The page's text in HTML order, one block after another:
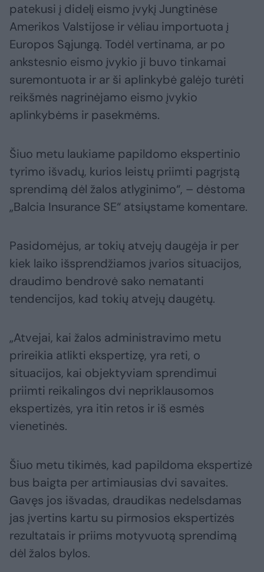
patekusi į didelį eismo įvykį Jungtinėse
Amerikos Valstijose ir vėliau importuota į
Europos Sąjungą. Todėl vertinama, ar po
ankstesnio eismo įvykio ji buvo tinkamai
suremontuota ir ar ši aplinkybė galėjo turėti
reikšmės nagrinėjamo eismo įvykio
aplinkybėms ir pasekmėms.
Šiuo metu laukiame papildomo ekspertinio
tyrimo išvadų, kurios leistų priimti pagrįstą
sprendimą dėl žalos atlyginimo“, – dėstoma
„Balcia Insurance SE“ atsiųstame komentare.
Pasidomėjus, ar tokių atvejų daugėja ir per
kiek laiko išsprendžiamos įvarios situacijos,
draudimo bendrovė sako nematanti
tendencijos, kad tokių atvejų daugėtų.
„Atvejai, kai žalos administravimo metu
prireikia atlikti ekspertizę, yra reti, o
situacijos, kai objektyviam sprendimui
priimti reikalingos dvi nepriklausomos
ekspertizės, yra itin retos ir iš esmės
vienetinės.
Šiuo metu tikimės, kad papildoma ekspertizė
bus baigta per artimiausias dvi savaites.
Gavęs jos išvadas, draudikas nedelsdamas
jas įvertins kartu su pirmosios ekspertizės
rezultatais ir priims motyvuotą sprendimą
dėl žalos bylos.